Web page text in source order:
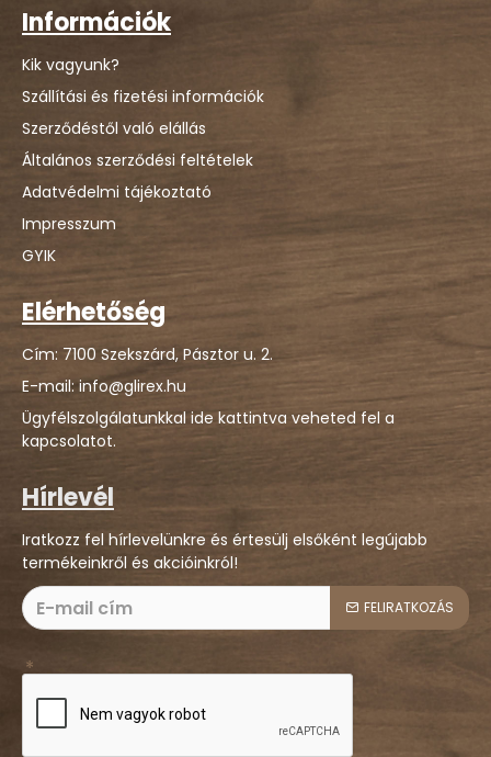
Információk
Kik vagyunk?
Szállítási és fizetési információk
Szerződéstől való elállás
Általános szerződési feltételek
Adatvédelmi tájékoztató
Impresszum
GYIK
Elérhetőség
Cím: 7100 Szekszárd, Pásztor u. 2.
E-mail: info@glirex.hu
Ügyfélszolgálatunkkal ide kattintva veheted fel a
kapcsolatot.
Hírlevél
Iratkozz fel hírlevelünkre és értesülj elsőként legújabb
termékeinkről és akcióinkról!
FELIRATKOZÁS